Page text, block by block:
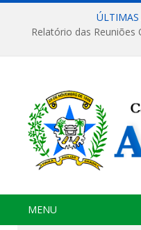
ÚLTIMAS
Relatório das Reuniões
MENU